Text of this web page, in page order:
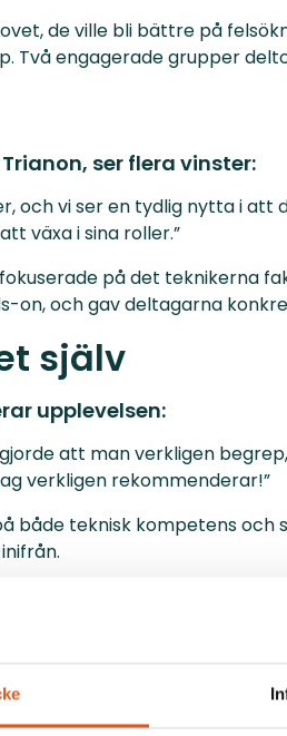
de ville bli bättre på
Två engagerade grupper
ser flera vinster:
och vi ser en tydlig nytta i
växa i sina roller.”
på det teknikerna
on, och gav deltagarna
själv
upplevelsen:
att man verkligen
verkligen rekommenderar!”
både teknisk kompetens
ni delar med er av ert